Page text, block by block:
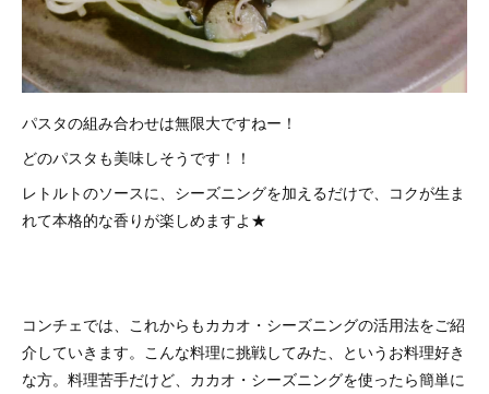
パスタの組み合わせは無限大ですねー！
どのパスタも美味しそうです！！
レトルトのソースに、シーズニングを加えるだけで、コクが生ま
れて本格的な香りが楽しめますよ★
コンチェでは、これからもカカオ・シーズニングの活用法をご紹
介していきます。こんな料理に挑戦してみた、というお料理好き
な方。料理苦手だけど、カカオ・シーズニングを使ったら簡単に